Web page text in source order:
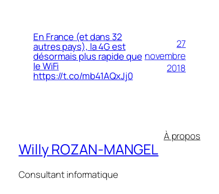
En France (et dans 32
autres pays), la 4G est
désormais plus rapide que
le WiFi
https://t.co/mb41AQxJj0
27
novembre
2018
Willy ROZAN-MANGEL
Consultant informatique
À propos